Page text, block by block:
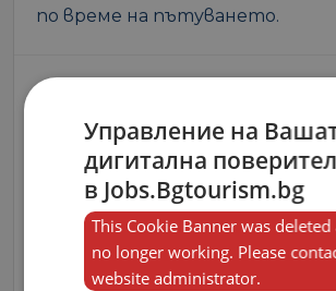
по време на пътуването.
Управление на
дигитална
в Jobs.Bgtourism.bg
This Cookie Banner was deleted
no longer working. Please
website administrator.